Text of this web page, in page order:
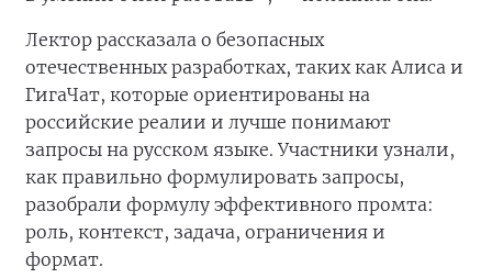
Лектор рассказала о безопасных
отечественных разработках, таких как Алиса и
ГигаЧат, которые ориентированы на
российские реалии и лучше понимают
запросы на русском языке. Участники узнали,
как правильно формулировать запросы,
разобрали формулу эффективного промта:
роль, контекст, задача, ограничения и
формат.